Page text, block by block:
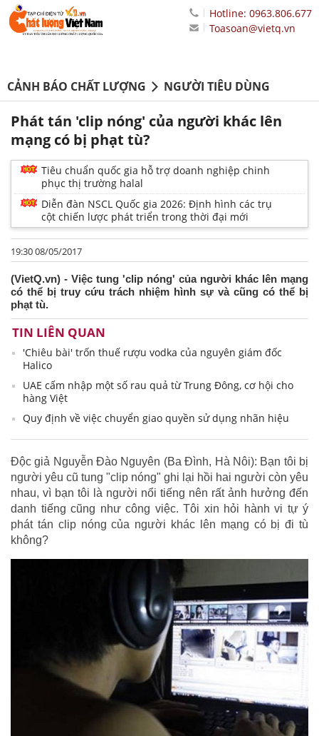
Hotline: 0963.806.677
Toasoan@vietq.vn
CẢNH BÁO CHẤT LƯỢNG NGƯỜI TIÊU DÙNG
Phát tán 'clip nóng' của người khác lên
mạng có bị phạt tù?
Tiêu chuẩn quốc gia hỗ trợ doanh nghiệp chinh
phục thị trường halal
Diễn đàn NSCL Quốc gia 2026: Định hình các trụ
cột chiến lược phát triển trong thời đại mới
19:30 08/05/2017
(VietQ.vn) - Việc tung 'clip nóng' của người khác lên mạng
có thể bị truy cứu trách nhiệm hình sự và cũng có thể bị
phạt tù.
TIN LIÊN QUAN
'Chiêu bài' trốn thuế rượu vodka của nguyên giám đốc
Halico
UAE cấm nhập một số rau quả từ Trung Đông, cơ hội cho
hàng Việt
Quy định về việc chuyển giao quyền sử dụng nhãn hiệu
Độc giả Nguyễn Đào Nguyên (Ba Đình, Hà Nôi): Bạn tôi bị
người yêu cũ tung "clip nóng" ghi lại hồi hai người còn yêu
nhau, vì bạn tôi là người nổi tiếng nên rất ảnh hưởng đến
danh tiếng cũng như công việc. Tôi xin hỏi hành vi tự ý
phát tán clip nóng của người khác lên mạng có bị đi tù
không?